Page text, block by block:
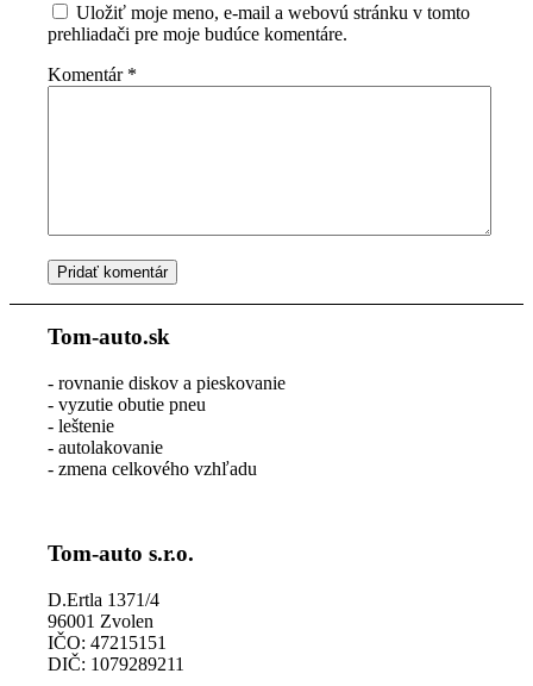
Uložiť moje meno, e-mail a webovú stránku v tomto
prehliadači pre moje budúce komentáre.
Komentár *
Tom-auto.sk
- rovnanie diskov a pieskovanie
- vyzutie obutie pneu
- leštenie
- autolakovanie
- zmena celkového vzhľadu
Tom-auto s.r.o.
D.Ertla 1371/4
96001 Zvolen
IČO: 47215151
DIČ: 1079289211